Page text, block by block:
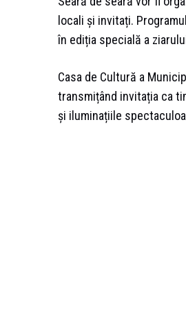
locali și invitați.
în ediția specială a ziarului
Casa de Cultură a
transmițând invitația ca
și iluminațiile